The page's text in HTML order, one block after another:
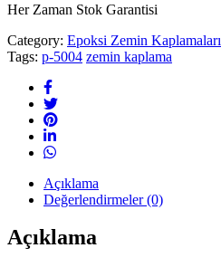
Her Zaman Stok Garantisi
Category: Epoksi Zemin Kaplamaları
Tags: p-5004 zemin kaplama
Açıklama
Değerlendirmeler (0)
Açıklama